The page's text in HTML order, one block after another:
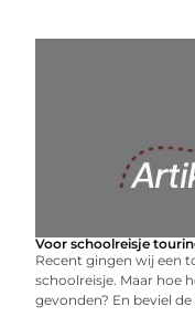
Voor schoolreisje
Recent gingen wij een
schoolreisje. Maar hoe
gevonden? En beviel